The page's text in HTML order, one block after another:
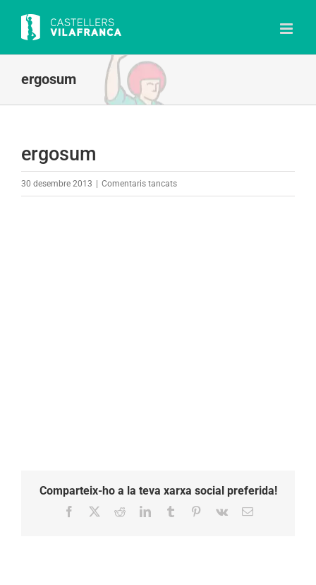
content
ergosum
ergosum
30 desembre 2013 Comentaris tancatsa
Comparteix-ho a la teva xarxa social preferida!
Facebook RedditLinkedInTumblr Pinterest
Vk Email: